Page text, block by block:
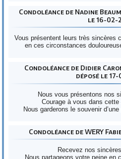
Condoléance de Nadine
le 16-02-
Vous présentent leurs très sincères
en ces circonstances
Condoléance de Didier
déposé le
Nous vous présentons nos
Courage à vous dans cette
Nous garderons le souvenir
Condoléance de WERY
Recevez nos
Nous partageons votre peine en